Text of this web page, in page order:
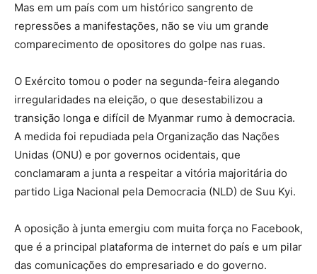
Mas em um país com um histórico sangrento de
repressões a manifestações, não se viu um grande
comparecimento de opositores do golpe nas ruas.
O Exército tomou o poder na segunda-feira alegando
irregularidades na eleição, o que desestabilizou a
transição longa e difícil de Myanmar rumo à democracia.
A medida foi repudiada pela Organização das Nações
Unidas (ONU) e por governos ocidentais, que
conclamaram a junta a respeitar a vitória majoritária do
partido Liga Nacional pela Democracia (NLD) de Suu Kyi.
A oposição à junta emergiu com muita força no Facebook,
que é a principal plataforma de internet do país e um pilar
das comunicações do empresariado e do governo.